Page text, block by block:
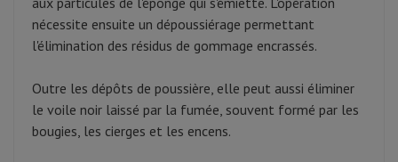
nécessite ensuite un dépoussiérage permettant
l'élimination des résidus de gommage encrassés.
Outre les dépôts de poussière, elle peut aussi éliminer
le voile noir laissé par la fumée, souvent formé par les
bougies, les cierges et les encens.